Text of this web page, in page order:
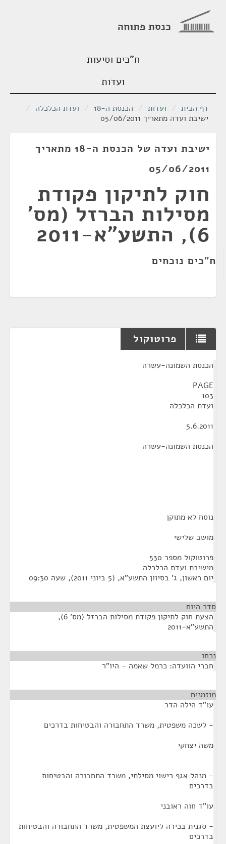
כנסת פתוחה
ח"כים וסיעות
ועדות
דף הבית / ועדות / הכנסת ה-18 / ועדת הכלכלה /
ישיבת ועדה מתאריך 05/06/2011
ישיבת ועדה של הכנסת ה-18 מתאריך
05/06/2011
חוק לתיקון פקודת
מסילות הברזל (מס'
6), התשע"א-2011
ח"כים נוכחים
פרוטוקול
הכנסת השמונה-עשרה
PAGE
103
ועדת הכלכלה
5.6.2011
הכנסת השמונה-עשרה
נוסח לא מתוקן
מושב שלישי
פרוטוקול מספר 530
מישיבת ועדת הכלכלה
יום ראשון, ג' בסיוון התשע"א, (5 ביוני 2011), שעה 09:30
סדר היום
הצעת חוק לתיקון פקודת מסילות הברזל (מס' 6),
התשע"א-2011
נכחו
חברי הוועדה: כרמל שאמה - היו"ר
מוזמנים
עו"ד הילה הדר
- לשכה משפטית, משרד התחבורה והבטיחות בדרכים
משה יצחקי
- מנהל אגף רישוי מסילתי, משרד התחבורה והבטיחות
בדרכים
עו"ד חוה ראובני
- סגנית בכירה ליועצת המשפטית, משרד התחבורה והבטיחות
בדרכים